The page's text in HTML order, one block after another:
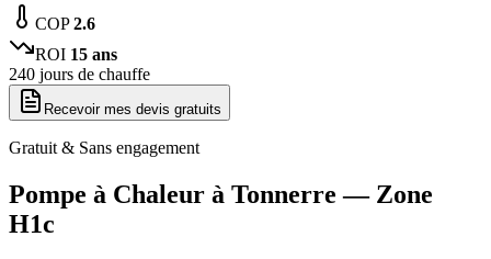
COP2.6
ROI 15 ans
240 jours de chauffe
Recevoir mes devis gratuits
Gratuit & Sans engagement
Pompe à Chaleur à Tonnerre — Zone
H1c